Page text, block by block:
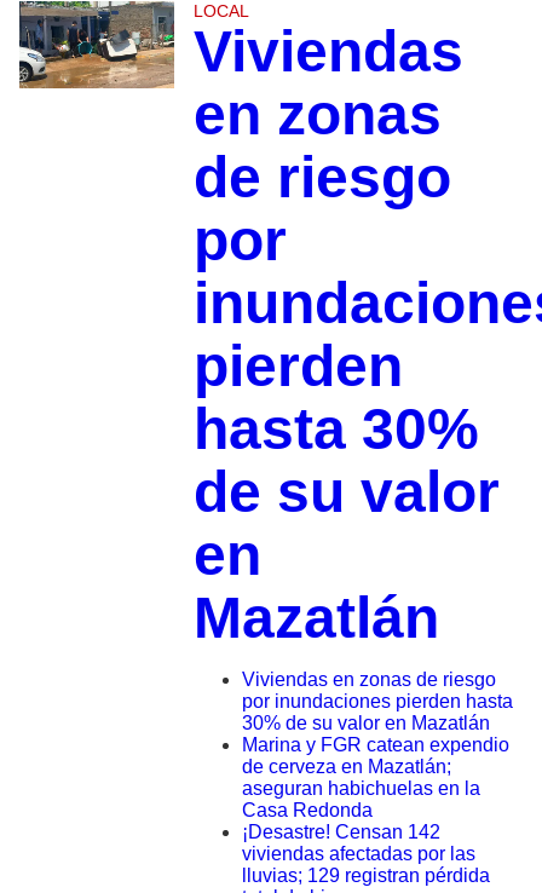
LOCAL
Viviendas
en zonas
de riesgo
por
pierden
hasta 30%
de su valor
en
Mazatlán
Viviendas en zonas de riesgo
por inundaciones pierden hasta
30% de su valor en Mazatlán
Marina y FGR catean expendio
de cerveza en Mazatlán;
aseguran habichuelas en la
Casa Redonda
¡Desastre! Censan 142
viviendas afectadas por las
lluvias; 129 registran pérdida